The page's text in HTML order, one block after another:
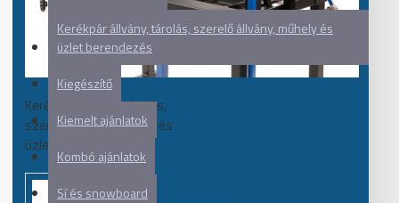
Kerékpár állvány, tárolás, szerelő állvány, műhely és
üzlet berendezés
Kiegészítő
Kiemelt ajánlatok
Kombó ajánlatok
Sí és snowboard
Kerékpár állvány, tárolás,
szerelő állvány, műhely és
üzlet berendezés